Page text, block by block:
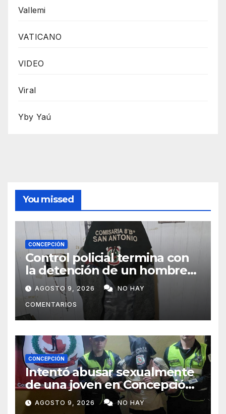
Vallemi
VATICANO
VIDEO
Viral
Yby Yaú
You missed
CONCEPCIÓN
Control policial termina con
la detención de un hombre
requerido por la justicia
AGOSTO 9, 2026 NO HAY
COMENTARIOS
CONCEPCIÓN
Intentó abusar sexualmente
de una joven en Concepción
y fue aprehendido
AGOSTO 9, 2026 NO HAY